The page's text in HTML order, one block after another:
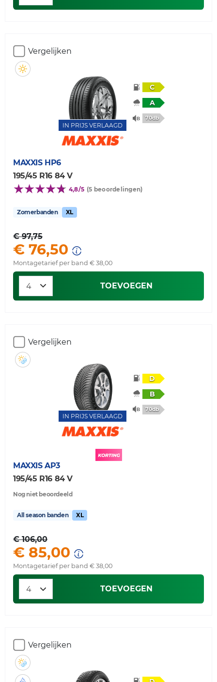
Vergelijken
IN PRIJS VERLAAGD
C
A
70db
MAXXIS HP6
195/45 R16 84 V
4,8/5 (5 beoordelingen)
Zomerbanden XL
€ 97,75
€ 76,50
Montagetarief per band € 38,00
TOEVOEGEN
Vergelijken
IN PRIJS VERLAAGD
D
B
70db
MAXXIS AP3
195/45 R16 84 V
Nog niet beoordeeld
All season banden XL
€ 106,00
€ 85,00
Montagetarief per band € 38,00
TOEVOEGEN
Vergelijken